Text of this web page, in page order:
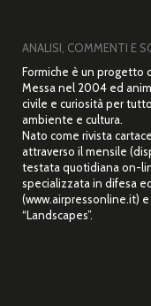
ANALISI, COMMENTI E
Formiche è un progetto
Messa nel 2004 ed
civile e curiosità per
ambiente e cultura.
Nato come rivista
attraverso il mensile
testata quotidiana on-
specializzata in difesa
(www.airpressonline.it)
“Landscapes”.